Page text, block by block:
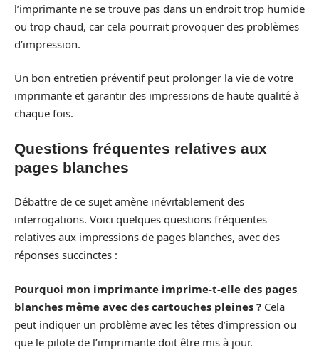
l’imprimante ne se trouve pas dans un endroit trop humide
ou trop chaud, car cela pourrait provoquer des problèmes
d’impression.
Un bon entretien préventif peut prolonger la vie de votre
imprimante et garantir des impressions de haute qualité à
chaque fois.
Questions fréquentes relatives aux
pages blanches
Débattre de ce sujet amène inévitablement des
interrogations. Voici quelques questions fréquentes
relatives aux impressions de pages blanches, avec des
réponses succinctes :
Pourquoi mon imprimante imprime-t-elle des pages
blanches même avec des cartouches pleines ? Cela
peut indiquer un problème avec les têtes d’impression ou
que le pilote de l’imprimante doit être mis à jour.